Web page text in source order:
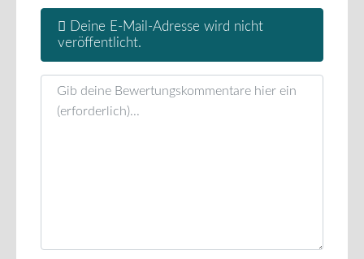
Deine E-Mail-Adresse wird nicht
veröffentlicht.
Rezensionstext